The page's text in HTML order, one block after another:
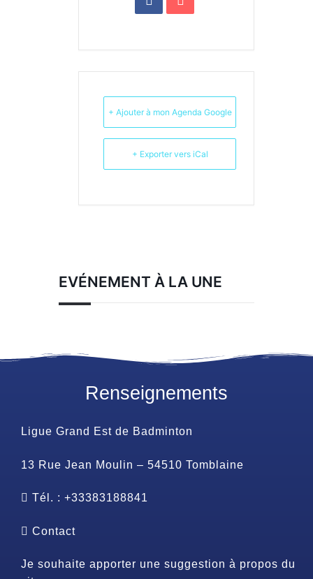
+ Ajouter à mon Agenda Google
+ Exporter vers iCal
EVÉNEMENT À LA UNE
Renseignements
Ligue Grand Est de Badminton
13 Rue Jean Moulin – 54510 Tomblaine
Tél. : +33383188841
Contact
Je souhaite apporter une suggestion à propos du